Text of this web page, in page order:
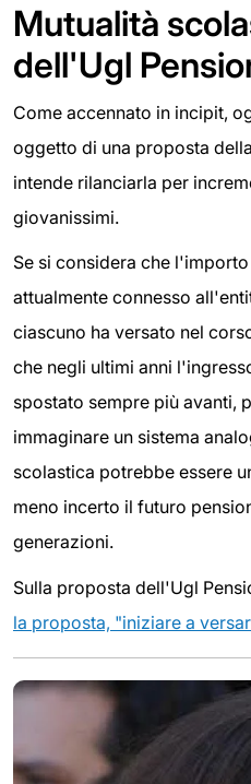
Mutualità
dell'Ugl
Come accennato in incipit,
oggetto di una proposta
intende rilanciarla per
giovanissimi.
Se si considera che
attualmente connesso
ciascuno ha versato nel
che negli ultimi anni
spostato sempre più avanti,
immaginare un sistema
scolastica potrebbe essere
meno incerto il futuro
generazioni.
Sulla proposta dell'Ugl
la proposta, "iniziare a